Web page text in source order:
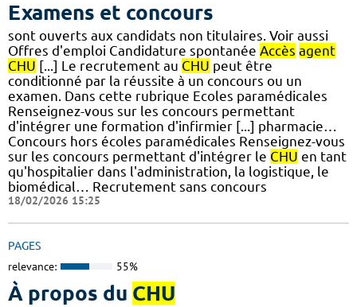
Examens et concours
sont ouverts aux candidats non titulaires. Voir aussi
Offres d'emploi Candidature spontanée Accès agent
CHU [...] Le recrutement au CHU peut être
conditionné par la réussite à un concours ou un
examen. Dans cette rubrique Ecoles paramédicales
Renseignez-vous sur les concours permettant
d'intégrer une formation d'infirmier [...] pharmacie…
Concours hors écoles paramédicales Renseignez-vous
sur les concours permettant d'intégrer le CHU en tant
qu'hospitalier dans l'administration, la logistique, le
biomédical… Recrutement sans concours
18/02/2026 15:25
PAGES
relevance: 55%
À propos du CHU